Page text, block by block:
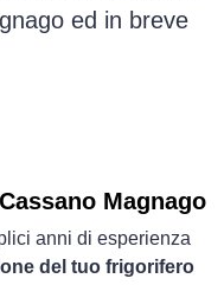
ed in breve
Magnago
anni di esperienza
del tuo frigorifero